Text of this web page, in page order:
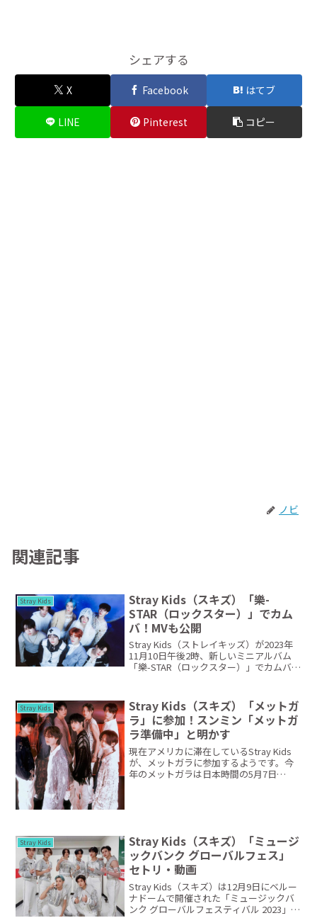
シェアする
X Facebook はてブ
LINE Pinterest コピー
ノビ
関連記事
Stray Kids
Stray Kids（スキズ）「樂-
STAR（ロックスター）」でカム
バ！MVも公開
Stray Kids（ストレイキッズ）が2023年
11月10日午後2時、新しいミニアルバム
「樂-STAR（ロックスター）」でカムバッ
時に公開されています。スキ...
Stray Kids
Stray Kids（スキズ）「メットガ
ラ」に参加！スンミン「メットガ
ラ準備中」と明かす
現在アメリカに滞在しているStray Kids
が、メットガラに参加するようです。今
年のメットガラは日本時間の5月7日
Stray Kids
Stray Kids（スキズ）「ミュージ
ックバンク グローバルフェス」
セトリ・動画
Stray Kids（スキズ）は12月9日にベルー
ナドームで開催された「ミュージックバ
ンク グローバルフェスティバル 2023」第